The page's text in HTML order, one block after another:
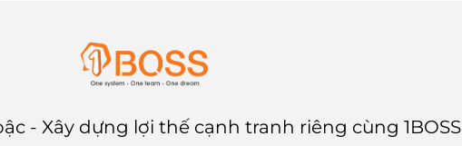
- Xây dựng lợi thế cạnh tranh riêng cùng 1BOSS